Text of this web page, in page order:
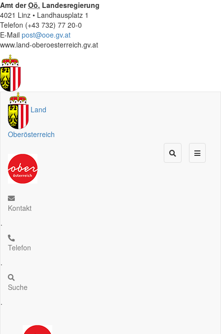
Amt derOö. Landesregierung
4021 Linz • Landhausplatz 1
Telefon (+43 732) 77 20-0
E-Mail post@ooe.gv.at
www.land-oberoesterreich.gv.at
Land
Oberösterreich
Kontakt
.
Telefon
.
Suche
.